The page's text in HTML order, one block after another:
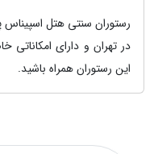
رستوران سنتی هتل اسپیناس
در تهران و دارای
این رستوران همراه باشید.